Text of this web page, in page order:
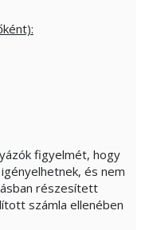
figyelmét, hogy
és nem
részesített
számla ellenében